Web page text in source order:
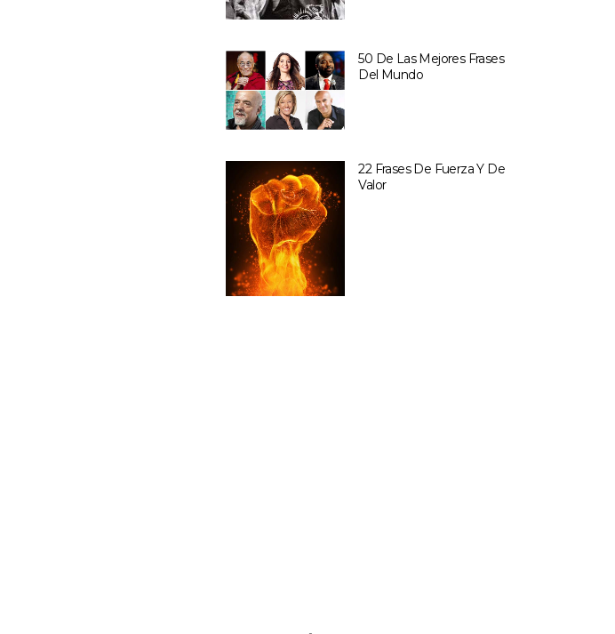
50 De Las Mejores Frases
Del Mundo
22 Frases De Fuerza Y De
Valor